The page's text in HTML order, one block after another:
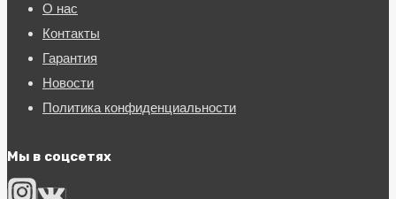
О нас
Контакты
Гарантия
Новости
Политика конфиденциальности
Мы в соцсетях